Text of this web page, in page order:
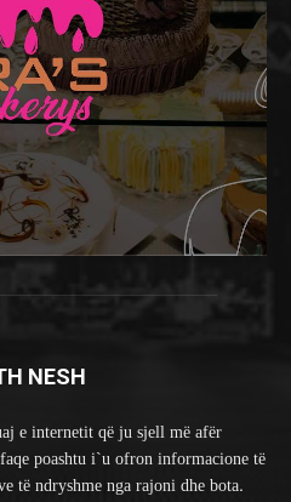
NESH
e internetit që ju sjell më afër
poashtu i`u ofron informacione të
të ndryshme nga rajoni dhe bota.